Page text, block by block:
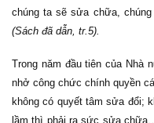
chúng ta sẽ sửa chữa,
(Sách đã dẫn, tr.5).
Trong năm đầu tiên của Nhà
nhở công chức chính quyền
không có quyết tâm sửa đổi;
lầm thì phải ra sức sửa